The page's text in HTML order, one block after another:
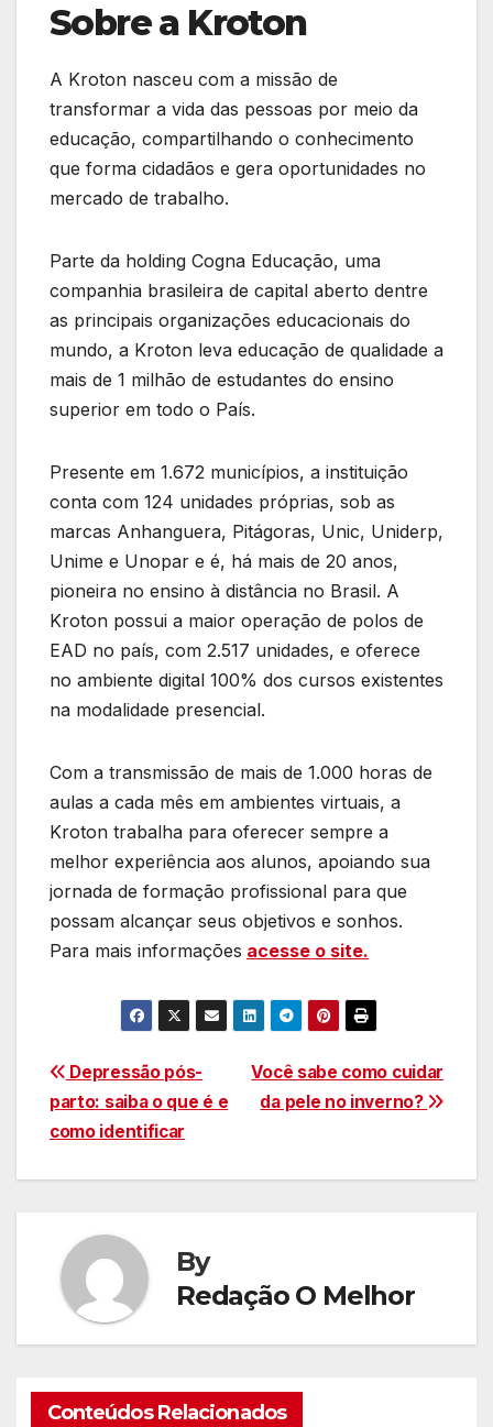
Sobre a Kroton
A Kroton nasceu com a missão de
transformar a vida das pessoas por meio da
educação, compartilhando o conhecimento
que forma cidadãos e gera oportunidades no
mercado de trabalho.
Parte da holding Cogna Educação, uma
companhia brasileira de capital aberto dentre
as principais organizações educacionais do
mundo, a Kroton leva educação de qualidade a
mais de 1 milhão de estudantes do ensino
superior em todo o País.
Presente em 1.672 municípios, a instituição
conta com 124 unidades próprias, sob as
marcas Anhanguera, Pitágoras, Unic, Uniderp,
Unime e Unopar e é, há mais de 20 anos,
pioneira no ensino à distância no Brasil. A
Kroton possui a maior operação de polos de
EAD no país, com 2.517 unidades, e oferece
no ambiente digital 100% dos cursos existentes
na modalidade presencial.
Com a transmissão de mais de 1.000 horas de
aulas a cada mês em ambientes virtuais, a
Kroton trabalha para oferecer sempre a
melhor experiência aos alunos, apoiando sua
jornada de formação profissional para que
possam alcançar seus objetivos e sonhos.
Para mais informações acesse o site.
Navegação
de
Post
Você sabe como cuidar
da pele no inverno?
Depressão pós-
parto: saiba o que é e
como identificar
By
Redação O Melhor
Conteúdos Relacionados